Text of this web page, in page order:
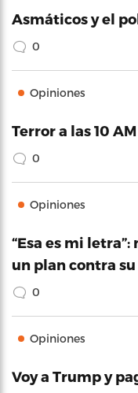
Asmáticos y el
0
Opiniones
Terror a las 10 AM
0
Opiniones
“Esa es mi
un plan contra
0
Opiniones
Voy a Trump y